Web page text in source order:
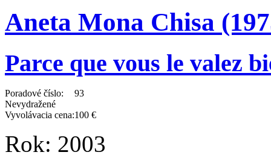
Aneta Mona Chisa
Parce que vous le valez
Poradové číslo:
93
Nevydražené
Vyvolávacia cena:100 €
Rok: 2003